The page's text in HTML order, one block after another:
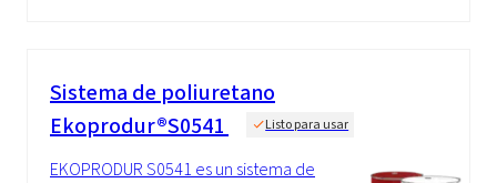
Sistema de poliuretano
Ekoprodur®S0541
Listo para usar
EKOPRODUR S0541 es un sistema de